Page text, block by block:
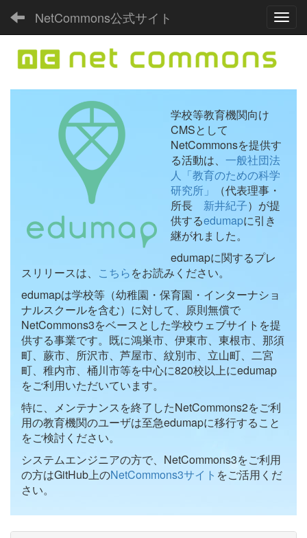
NetCommons公式サイト
学校等教育機関向け
CMSとして
NetCommonsを提供す
る活動は、 一般社団法
人「教育のための科学
研究所」
（代表理事・
所長 新井紀子）が提
供するedumapに引き
継がれました。
edumapに関するプレ
スリリースは、 こちらをお読みください。
edumapは学校等（幼稚園・保育園・インターナショ
ナルスクールを含む）に対して、原則無償で
NetCommons3をベースとした学校ウェブサイトを提
供する事業です。既に鴻巣市、伊東市、東根市、那須
町、蕨市、所沢市、芦屋市、紋別市、立山町、二宮
町、稚内市、桶川市等を中心に820校以上にedumap
をご利用いただいています。
特に、メンテナンスを終了したNetCommons2をご利
用の教育機関のユーザは至急edumapに移行すること
をご検討ください。
システムエンジニアの方で、NetCommons3をご利用
の方はGitHub上のNetCommons3サイト をご活用くだ
さい。